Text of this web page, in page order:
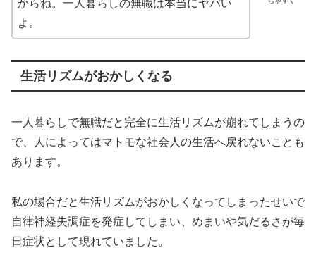
からね。一人暮らしの無職は本当にヤバい
よ。
生活リズムがおかしくなる
一人暮らしで無職だと完全に生活リズムが崩れてしまうの
で、人によってはマトモな社会人の生活へ戻れないことも
あります。
私の場合だと生活リズムがおかしくなってしまったせいで
自律神経失調症を発症してしまい、めまいや気だるさが毎
日症状として現れていました。